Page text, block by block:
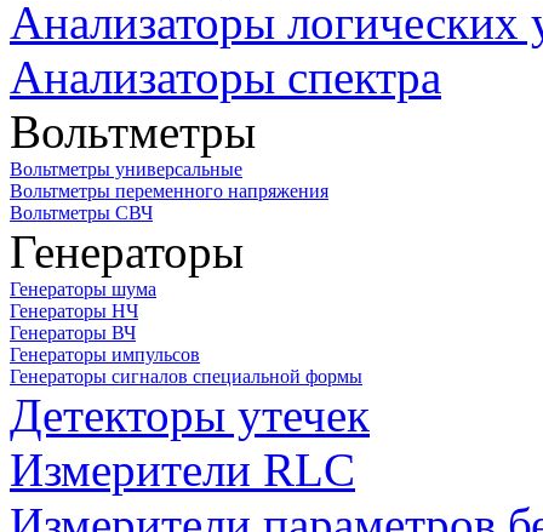
Анализаторы логических
Анализаторы спектра
Вольтметры
Вольтметры универсальные
Вольтметры переменного напряжения
Вольтметры СВЧ
Генераторы
Генераторы шума
Генераторы НЧ
Генераторы ВЧ
Генераторы импульсов
Генераторы сигналов специальной формы
Детекторы утечек
Измерители RLC